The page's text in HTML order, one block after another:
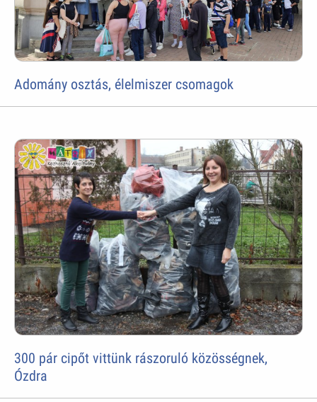
Adomány osztás, élelmiszer csomagok
300 pár cipőt vittünk rászoruló közösségnek,
Ózdra